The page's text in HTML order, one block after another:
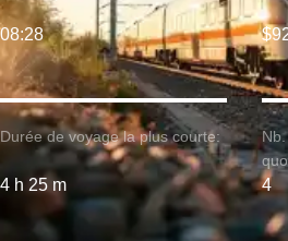
Durée de voyage la plus courte:
4 h 25 m
08:28
4